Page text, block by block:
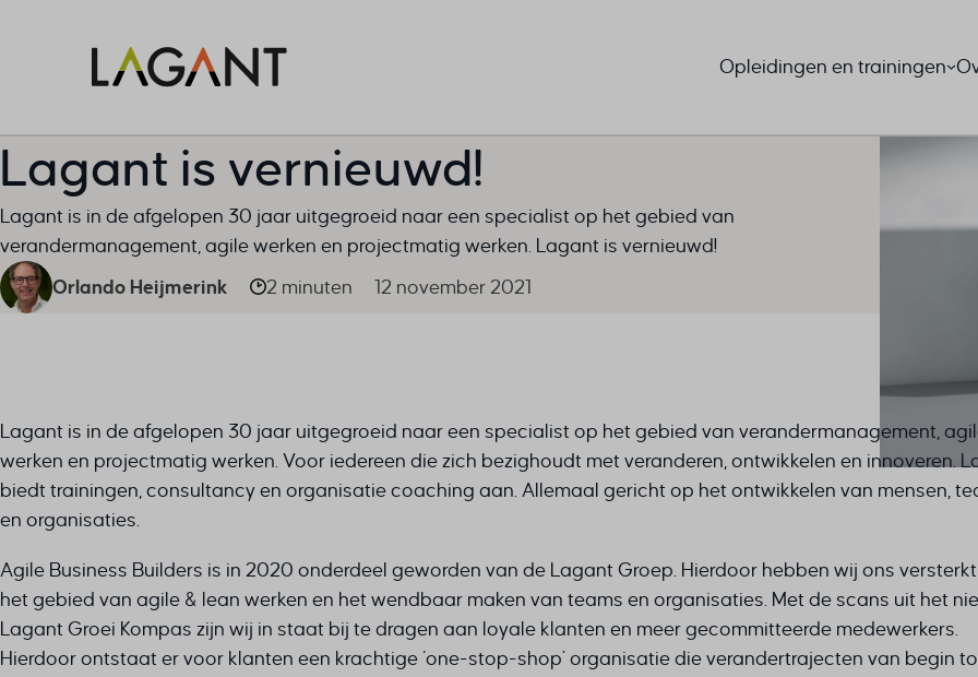
Opleidingen en trainingen
Lagant is vernieuwd!
Lagant is in de afgelopen 30 jaar uitgegroeid naar een specialist op het gebied van
verandermanagement, agile werken en projectmatig werken. Lagant is vernieuwd!
Orlando Heijmerink
2 minuten 12 november 2021
Lagant is in de afgelopen 30 jaar uitgegroeid naar een specialist op het gebied van verandermanagement,
werken en projectmatig werken. Voor iedereen die zich bezighoudt met veranderen, ontwikkelen en innoveren.
biedt trainingen, consultancy en organisatie coaching aan. Allemaal gericht op het ontwikkelen van mensen,
en organisaties.
Agile Business Builders is in 2020 onderdeel geworden van de Lagant Groep. Hierdoor hebben wij ons
het gebied van agile & lean werken en het wendbaar maken van teams en organisaties. Met de scans uit het
Lagant Groei Kompas zijn wij in staat bij te dragen aan loyale klanten en meer gecommitteerde medewerkers.
Hierdoor ontstaat er voor klanten een krachtige ‘one-stop-shop’ organisatie die verandertrajecten van begin